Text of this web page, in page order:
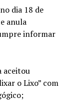
dia 18 de
anula
informar
aceitou
o Lixo” com